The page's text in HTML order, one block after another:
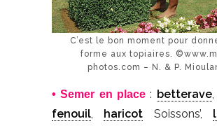
C’est le bon moment pour
forme aux topiaires.
photos.com – N. & P.
• Semer en place: betterave,
fenouil
haricot Soissons’,